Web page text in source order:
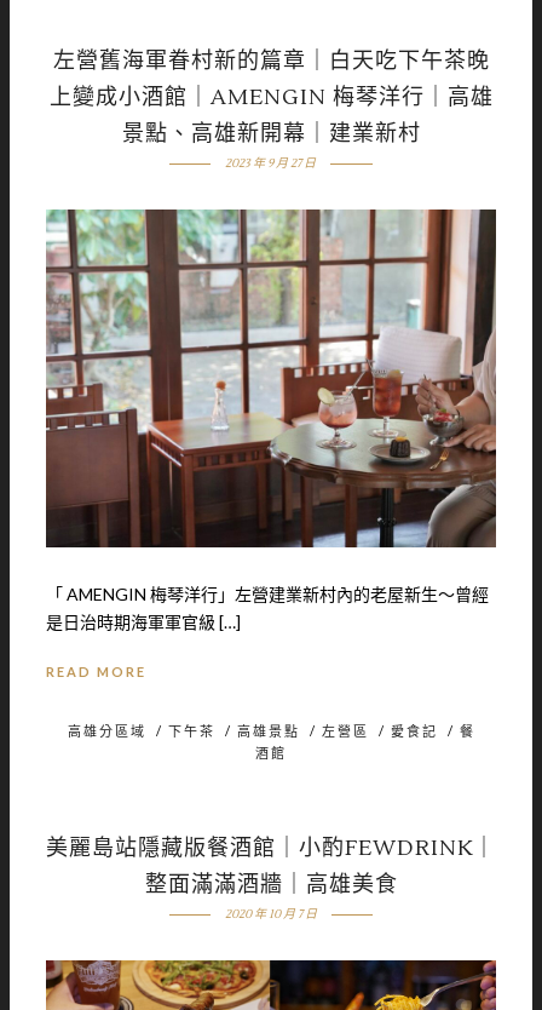
左營舊海軍眷村新的篇章｜白天吃下午茶晚
上變成小酒館｜AMENGIN 梅琴洋行｜高雄
景點、高雄新開幕｜建業新村
2023 年 9 月 27 日
「 AMENGIN 梅琴洋行」左營建業新村內的老屋新生～曾經
是日治時期海軍軍官級 […]
READ MORE
高雄分區域 / 下午茶 / 高雄景點 / 左營區 / 愛食記 / 餐
酒館
美麗島站隱藏版餐酒館｜小酌FEWDRINK｜
整面滿滿酒牆｜高雄美食
2020 年 10 月 7 日